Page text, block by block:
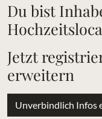
Du bist
Jetzt
erweitern
Unverbindlich Infos